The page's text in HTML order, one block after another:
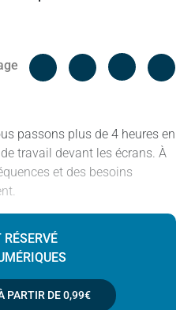
Facebook
passons plus de 4 heures en
travail devant les écrans. À
et des besoins
PARTIR DE0,99€